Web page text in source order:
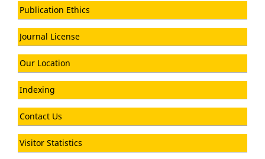
Publication Ethics
Journal License
Our Location
Indexing
Contact Us
Visitor Statistics